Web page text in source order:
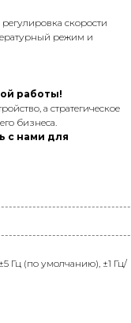
скорости
режим и
работы!
а стратегическое
бизнеса.
с нами для
Гц (по умолчанию), ±1 Гц/